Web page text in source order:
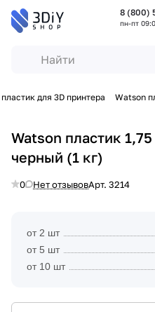
8 (800)
пн-пт
для 3D принтера Watson
Watson пластик
черный (1 кг)
0 Нет отзывовАрт. 3214
от 2 шт
от 5 шт
от 10 шт